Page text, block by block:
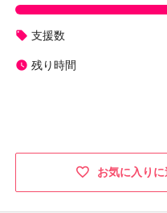
local_offer 支援数
watch_later 残り時間
お気に入り